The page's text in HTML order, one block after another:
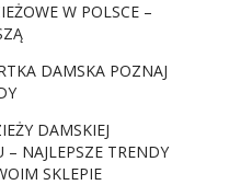
W POLSCE –
DAMSKA POZNAJ
DAMSKIEJ
– NAJLEPSZE TRENDY
SKLEPIE